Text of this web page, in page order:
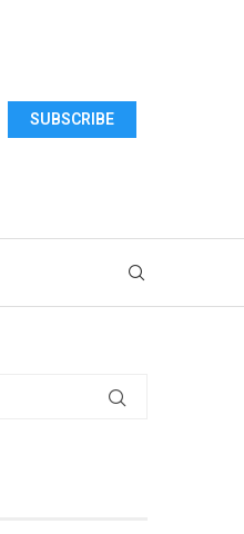
SUBSCRIBE